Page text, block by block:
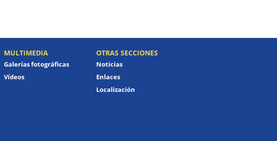
MULTIMEDIA
Galerías fotográficas
Vídeos
OTRAS SECCIONES
Noticias
Enlaces
Localización